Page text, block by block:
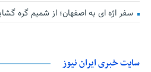
سفر اژه ای به اصفهان؛ از شمیم گره
سایت خبری ایران نیوز